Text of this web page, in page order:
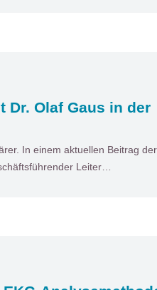
Olaf Gaus in der
In einem aktuellen Beitrag der
Leiter…